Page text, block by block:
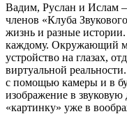
Вадим, Руслан и Ислам –
членов «Клуба
жизнь и разные
каждому. Окружающий
устройство на глазах,
виртуальной
с помощью камеры и в
изображение в
«картинку» уже в